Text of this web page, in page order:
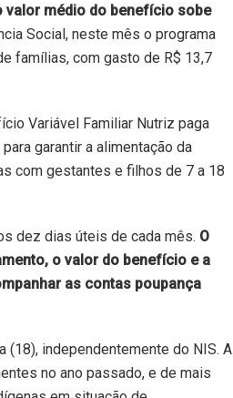
valor médio do benefício sobe
Social, neste mês o programa
famílias, com gasto de R$ 13,7
Variável Familiar Nutriz paga
garantir a alimentação da
com gestantes e filhos de 7 a 18
dez dias úteis de cada mês. O
o valor do benefício e a
as contas poupança
independentemente do NIS. A
no ano passado, e de mais